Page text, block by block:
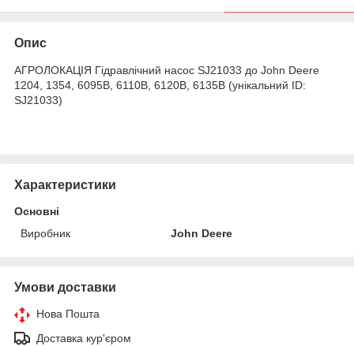
Опис
АГРОЛОКАЦІЯ Гідравлічний насос SJ21033 до John Deere
1204, 1354, 6095B, 6110B, 6120B, 6135B (унікальний ID:
SJ21033)
Характеристики
Основні
Виробник
John Deere
Умови доставки
Нова Пошта
Доставка кур'єром